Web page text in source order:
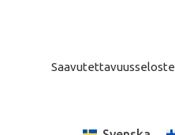
Saavutettavuusseloste